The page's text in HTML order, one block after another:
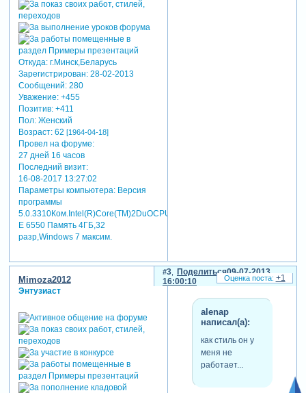
Откуда:г.Минск,Беларусь
Зарегистрирован: 28-02-2013
Сообщений:280
Уважение: +455
Позитив: +411
Пол:Женский
Возраст:62 [1964-04-18]
Провел на форуме:
27 дней 16 часов
Последний визит:
16-08-2017 13:27:02
Параметры компьютера:Версия
программы
5.0.3310Ком.Intel(R)Core(TM)2DuOCPU
E 6550 Память 4ГБ,32
разр,Windows 7 максим.
Поделиться
3
09-07-2013
16:00:10
Mimoza2012
Энтузиаст
alenap
написал(а):
как стиль он у
меня не
работает...
+1